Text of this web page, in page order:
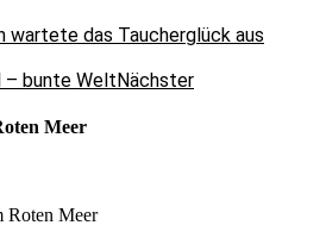
wartete das Taucherglück aus
– bunte WeltNächster
Meer